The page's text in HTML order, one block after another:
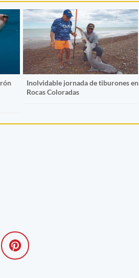
Inolvidable jornada de tiburones en
Rocas Coloradas